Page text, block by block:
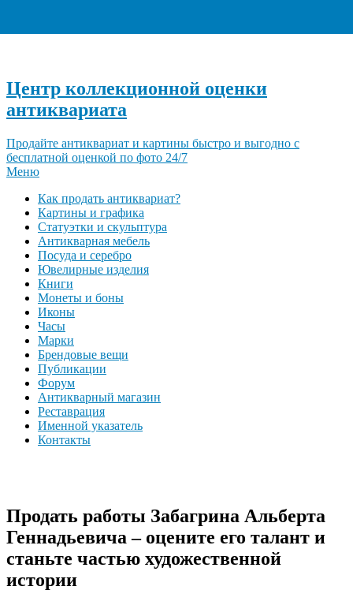
Центр коллекционной оценки
антиквариата
Продайте антиквариат и картины быстро и выгодно с
бесплатной оценкой по фото 24/7
Меню
Как продать антиквариат?
Картины и графика
Статуэтки и скульптура
Антикварная мебель
Посуда и серебро
Ювелирные изделия
Книги
Монеты и боны
Иконы
Часы
Марки
Брендовые вещи
Публикации
Форум
Антикварный магазин
Реставрация
Именной указатель
Контакты
Продать работы Забагрина Альберта
Геннадьевича – оцените его талант и
станьте частью художественной
истории